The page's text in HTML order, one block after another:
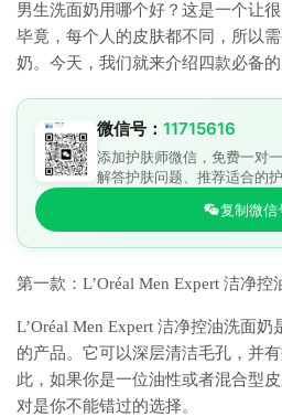
男生洗面奶用哪个好？这是一个让
毕竟，每个人的皮肤都不同，所以
奶。今天，我们就来介绍四款必备的
微信号： 11715616
添加护肤师微信，免费一对
解答护肤问题、推荐适合的
复制微信
第一款：L’Oréal Men Expert 洁净控
L’Oréal Men Expert 洁净控油洗面
的产品。它可以深层清洁毛孔，并
此，如果你是一位油性或者混合型
对是你不能错过的选择。